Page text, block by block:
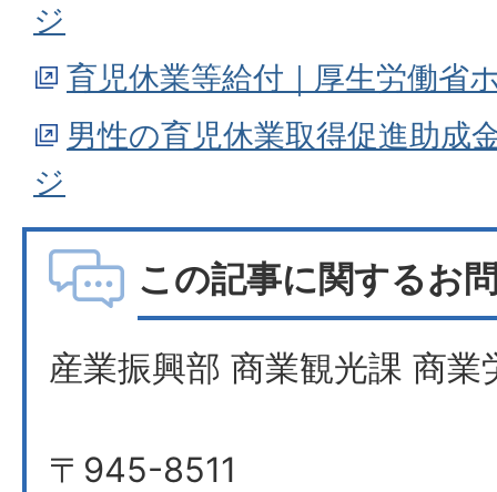
ジ
育児休業等給付｜厚生労働省
男性の育児休業取得促進助成
ジ
この記事に関するお
産業振興部 商業観光課 商業
〒945-8511